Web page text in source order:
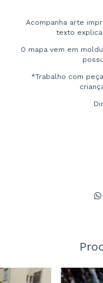
Acompanha arte
texto
O mapa vem em
*Trabalho com